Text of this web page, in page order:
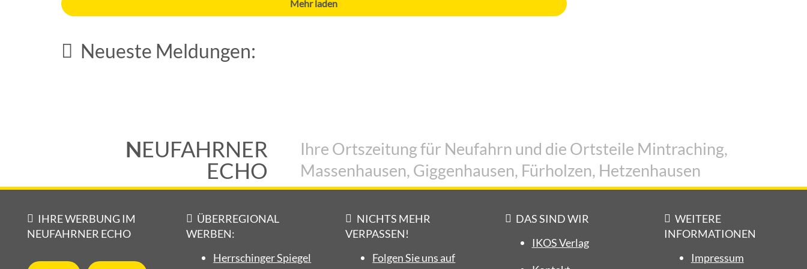
Mehr laden
Neueste Meldungen:
Temperaturen
Vereine
NEUFAHRNER
ECHO
Ihre Ortszeitung für Neufahrn und die Ortsteile Mintraching,
Massenhausen, Giggenhausen, Fürholzen, Hetzenhausen
IHRE WERBUNG IM
NEUFAHRNER ECHO
ÜBERREGIONAL
WERBEN:
Herrschinger Spiegel
NICHTS MEHR
VERPASSEN!
Folgen Sie uns auf
DAS SIND WIR
IKOS Verlag
WEITERE
INFORMATIONEN
Impressum